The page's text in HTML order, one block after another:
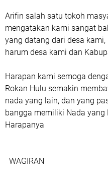
Arifin salah satu tokoh
mengatakan kami sangat
yang datang dari desa
harum desa kami dan
Harapan kami semoga
Rokan Hulu semakin
nada yang lain, dan yang
bangga memiliki Nada yang
Harapanya
WAGIRAN